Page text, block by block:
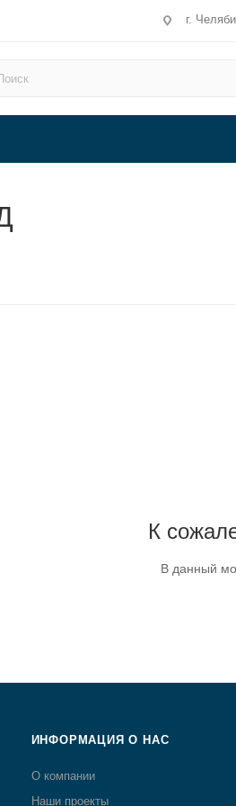
г.
К
В данный
ИНФОРМАЦИЯ О НАС
О компании
Наши проекты